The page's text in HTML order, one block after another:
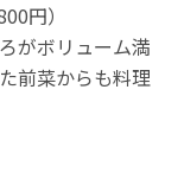
円）
がボリューム満
前菜からも料理